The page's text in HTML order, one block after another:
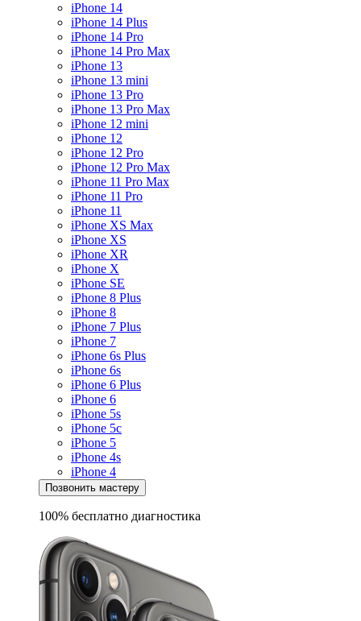
iPhone 14
iPhone 14 Plus
iPhone 14 Pro
iPhone 14 Pro Max
iPhone 13
iPhone 13 mini
iPhone 13 Pro
iPhone 13 Pro Max
iPhone 12 mini
iPhone 12
iPhone 12 Pro
iPhone 12 Pro Max
iPhone 11 Pro Max
iPhone 11 Pro
iPhone 11
iPhone XS Max
iPhone XS
iPhone XR
iPhone X
iPhone SE
iPhone 8 Plus
iPhone 8
iPhone 7 Plus
iPhone 7
iPhone 6s Plus
iPhone 6s
iPhone 6 Plus
iPhone 6
iPhone 5s
iPhone 5c
iPhone 5
iPhone 4s
iPhone 4
Позвонить мастеру
100% бесплатно диагностика